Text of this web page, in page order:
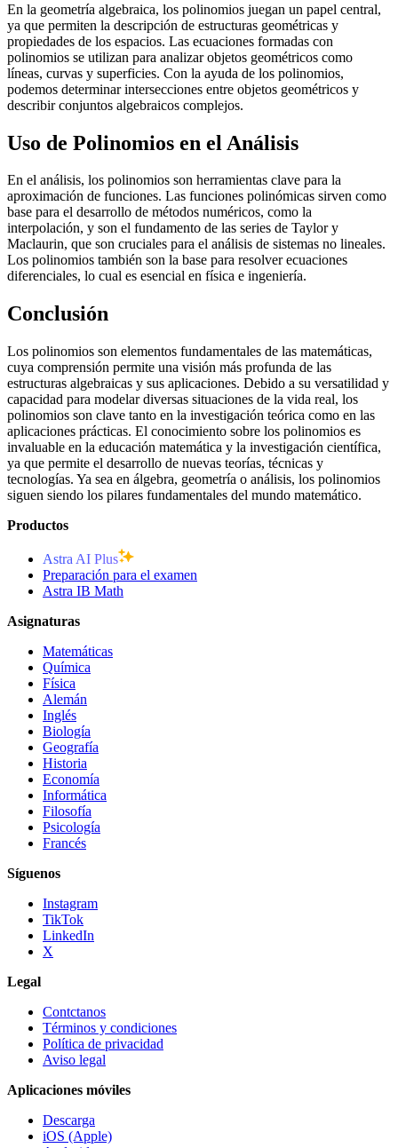
En la geometría algebraica, los polinomios juegan un papel central,
ya que permiten la descripción de estructuras geométricas y
propiedades de los espacios. Las ecuaciones formadas con
polinomios se utilizan para analizar objetos geométricos como
líneas, curvas y superficies. Con la ayuda de los polinomios,
podemos determinar intersecciones entre objetos geométricos y
describir conjuntos algebraicos complejos.
Uso de Polinomios en el Análisis
En el análisis, los polinomios son herramientas clave para la
aproximación de funciones. Las funciones polinómicas sirven como
base para el desarrollo de métodos numéricos, como la
interpolación, y son el fundamento de las series de Taylor y
Maclaurin, que son cruciales para el análisis de sistemas no lineales.
Los polinomios también son la base para resolver ecuaciones
diferenciales, lo cual es esencial en física e ingeniería.
Conclusión
Los polinomios son elementos fundamentales de las matemáticas,
cuya comprensión permite una visión más profunda de las
estructuras algebraicas y sus aplicaciones. Debido a su versatilidad y
capacidad para modelar diversas situaciones de la vida real, los
polinomios son clave tanto en la investigación teórica como en las
aplicaciones prácticas. El conocimiento sobre los polinomios es
invaluable en la educación matemática y la investigación científica,
ya que permite el desarrollo de nuevas teorías, técnicas y
tecnologías. Ya sea en álgebra, geometría o análisis, los polinomios
siguen siendo los pilares fundamentales del mundo matemático.
Productos
Astra AI Plus
Preparación para el examen
Astra IB Math
Asignaturas
Matemáticas
Química
Física
Alemán
Inglés
Biología
Geografía
Historia
Economía
Informática
Filosofía
Psicología
Francés
Síguenos
Instagram
TikTok
LinkedIn
X
Legal
Contctanos
Términos y condiciones
Política de privacidad
Aviso legal
Aplicaciones móviles
Descarga
iOS (Apple)